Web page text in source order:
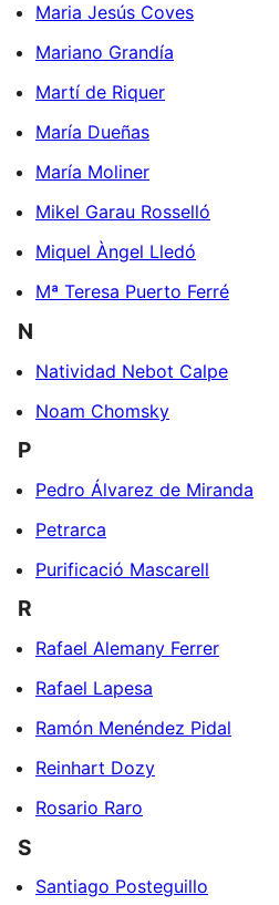
Maria Jesús Coves
Mariano Grandía
Martí de Riquer
María Dueñas
María Moliner
Mikel Garau Rosselló
Miquel Àngel Lledó
Mª Teresa Puerto Ferré
N
Natividad Nebot Calpe
Noam Chomsky
P
Pedro Álvarez de Miranda
Petrarca
Purificació Mascarell
R
Rafael Alemany Ferrer
Rafael Lapesa
Ramón Menéndez Pidal
Reinhart Dozy
Rosario Raro
S
Santiago Posteguillo